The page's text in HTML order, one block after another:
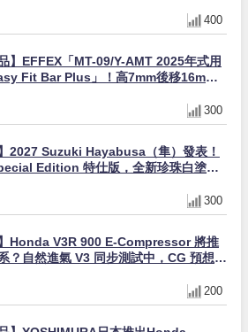
400
品】EFFEX「MT-09/Y-AMT 2025年式用
Fit Bar Plus」！高7mm後移16mm
300
】2027 Suzuki Hayabusa（隼）發表！
Edition 特仕版，全新珍珠白塗裝
300
】Honda V3R 900 E-Compressor 將推
？自然進氣 V3 同步測試中，CG 預想曝
200